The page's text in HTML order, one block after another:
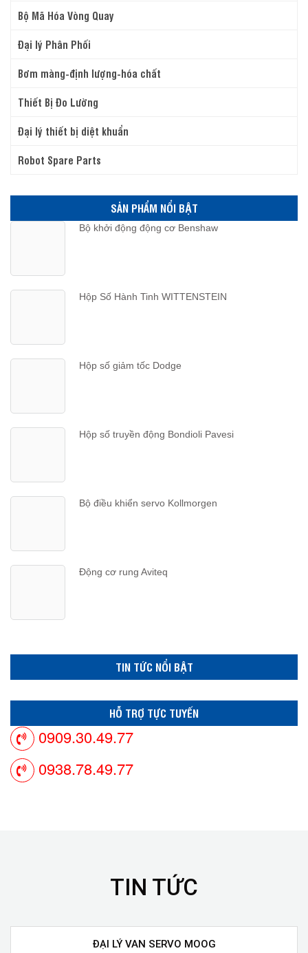
Bộ Mã Hóa Vòng Quay
Đại lý Phân Phối
Bơm màng-định lượng-hóa chất
Thiết Bị Đo Lường
Đại lý thiết bị diệt khuẩn
Robot Spare Parts
SẢN PHẨM NỔI BẬT
Bộ khởi động động cơ Benshaw
Hộp Số Hành Tinh WITTENSTEIN
Hộp số giảm tốc Dodge
Hộp số truyền động Bondioli Pavesi
Bộ điều khiển servo Kollmorgen
Động cơ rung Aviteq
TIN TỨC NỔI BẬT
HỖ TRỢ TỰC TUYẾN
0909.30.49.77
0938.78.49.77
TIN TỨC
ĐẠI LÝ VAN SERVO MOOG